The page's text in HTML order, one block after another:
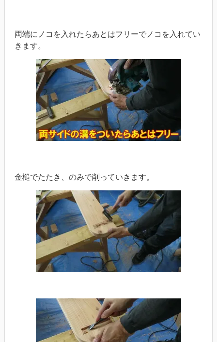
両端にノコを入れたらあとはフリーでノコを入れてい
きます。
金槌でたたき、のみで削っていきます。